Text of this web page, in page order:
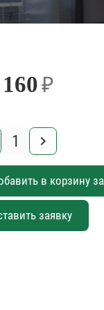
₽
keyboard_arrow_right
в корзину за
заявку